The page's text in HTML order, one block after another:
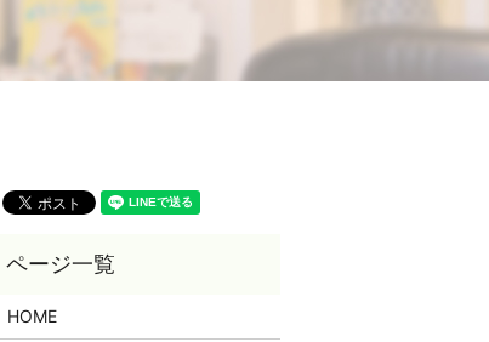
HOME